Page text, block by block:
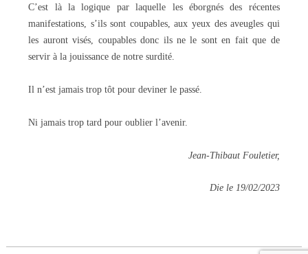
C’est là la logique par laquelle les éborgnés des récentes
manifestations, s’ils sont coupables, aux yeux des aveugles qui
les auront visés, coupables donc ils ne le sont en fait que de
servir à la jouissance de notre surdité.
Il n’est jamais trop tôt pour deviner le passé.
Ni jamais trop tard pour oublier l’avenir.
Jean-Thibaut Fouletier,
Die le 19/02/2023